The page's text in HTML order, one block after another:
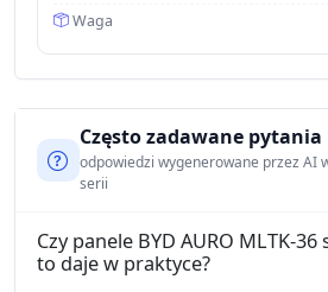
Waga
Często zadawane pytania
odpowiedzi wygenerowane przez AI
serii
Czy panele BYD AURO MLTK-
to daje w praktyce?